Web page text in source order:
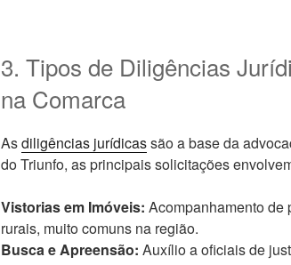
3. Tipos de Diligências
na Comarca
Asdiligências jurídicassão a base da
do Triunfo, as principais solicitações
Vistorias em Imóveis: Acompanhamento de
rurais, muito comuns na região.
Busca e Apreensão: Auxílio a oficiais de